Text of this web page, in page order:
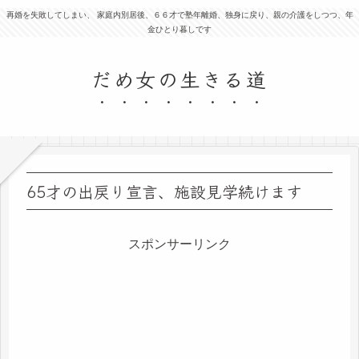
再婚を失敗してしまい、 家庭内別居後、６６才で塾年離婚、独身に戻り、親の介護をしつつ、年
金ひとり暮しです
だめ女の生きる道
65才の出戻り宣言、施設見学続けます
スポンサーリンク